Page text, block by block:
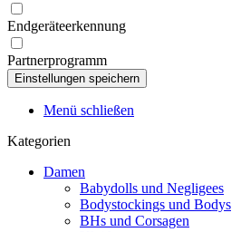
Endgeräteerkennung
Partnerprogramm
Menü schließen
Kategorien
Damen
Babydolls und Negligees
Bodystockings und Bodys
BHs und Corsagen